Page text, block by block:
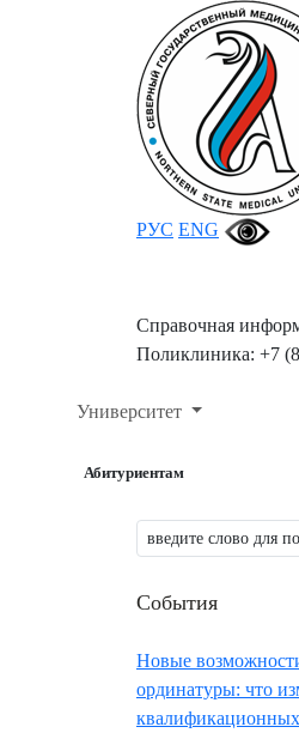
РУС ENG
Справочная
Поликлиника: +7
Университет
Абитуриентам
События
Новые
ординатуры: что